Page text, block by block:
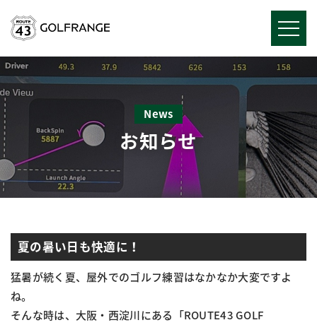
News
お知らせ
夏の暑い日も快適に！
猛暑が続く夏、屋外でのゴルフ練習はなかなか大変ですよ
ね。
そんな時は、大阪・西淀川にある「ROUTE43 GOLF